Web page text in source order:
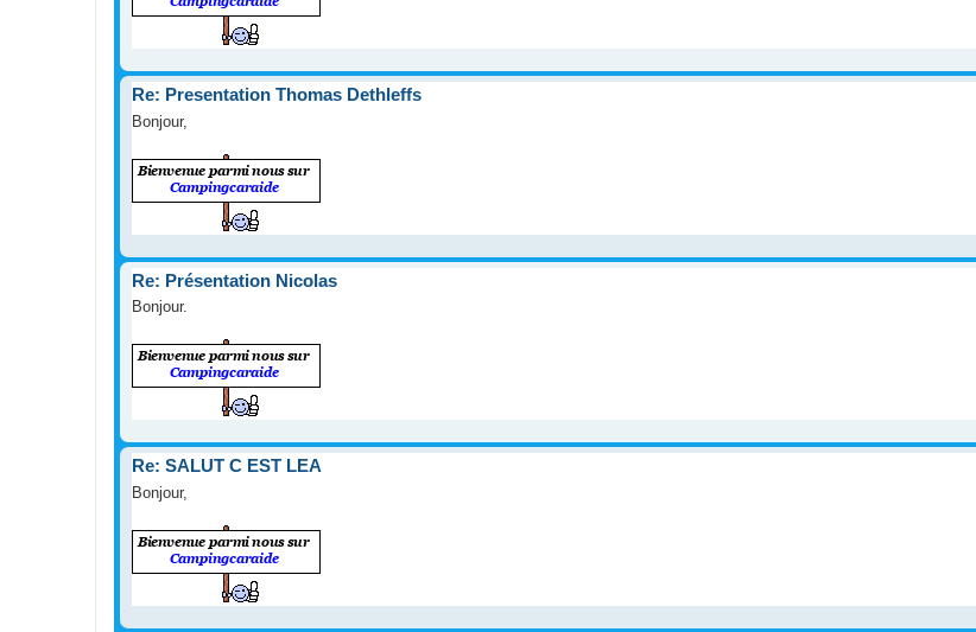
Re: Presentation Thomas Dethleffs
Bonjour,
Re: Présentation Nicolas
Bonjour.
Re: SALUT C EST LEA
Bonjour,